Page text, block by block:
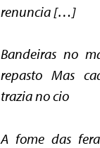
renuncia […]
Bandeiras no
repasto Mas
trazia no cio
A fome das